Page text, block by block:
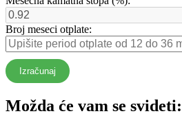
Broj meseci otplate:
Izračunaj
Možda će vam se svideti: